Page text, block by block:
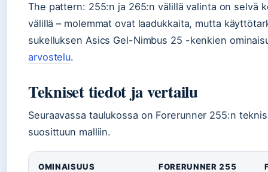
The pattern: 255:n ja 265:n välillä valinta on selvä
välillä – molemmat ovat laadukkaita, mutta
sukelluksen Asics Gel-Nimbus 25 -kenkien
arvostelu.
Tekniset tiedot ja vertailu
Seuraavassa taulukossa on Forerunner 255:n
suosittuun malliin.
OMINAISUUS FORERUNNER 255